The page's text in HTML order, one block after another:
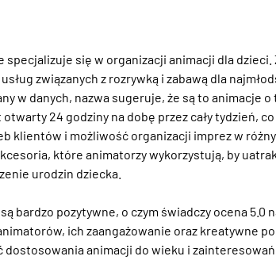
się w organizacji animacji dla dzieci.
związanych z rozrywką i zabawą dla
w danych, nazwa sugeruje, że są to animacje
24 godziny na dobę przez cały tydzień,
klientów i możliwość organizacji imprez w
które animatorzy wykorzystują, by
urodzin dziecka.
bardzo pozytywne, o czym świadczy ocena 5.0
ich zaangażowanie oraz kreatywne
animacji do wieku i